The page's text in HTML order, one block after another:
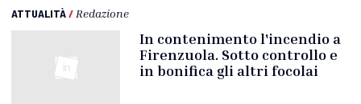
ATTUALITÀ/ Redazione
In contenimento l'incendio a
Firenzuola. Sotto controllo e
in bonifica gli altri focolai